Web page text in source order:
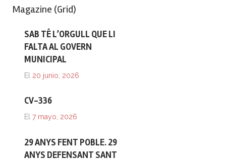
Magazine (Grid)
SAB TÉ L’ORGULL QUE LI
FALTA AL GOVERN
MUNICIPAL
El 20 junio, 2026
CV-336
El 7 mayo, 2026
29 ANYS FENT POBLE. 29
ANYS DEFENSANT SANT